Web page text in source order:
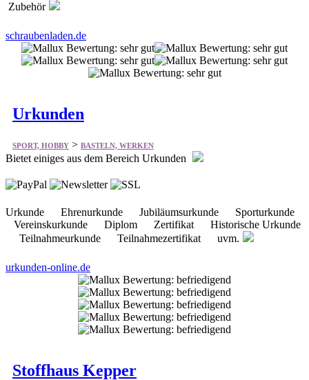
Zubehör
schraubenladen.de
Urkunden
SPORT, HOBBY > BASTELN, WERKEN
Bietet einiges aus dem Bereich Urkunden
Urkunde Ehrenurkunde Jubiläumsurkunde Sporturkunde
Vereinskurkunde Diplom Zertifikat Historische Urkunde
Teilnahmeurkunde Teilnahmezertifikat uvm.
urkunden-online.de
Stoffhaus Kepper